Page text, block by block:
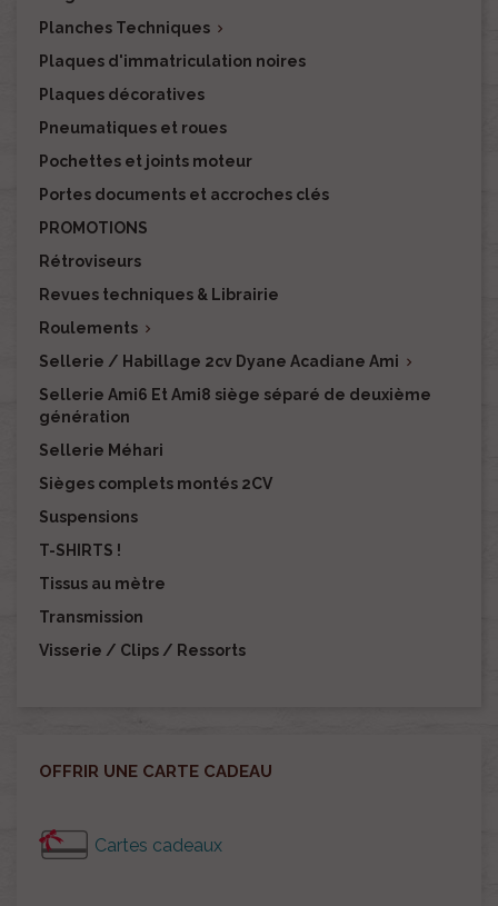
Planches Techniques 
Plaques d'immatriculation noires
Plaques décoratives
Pneumatiques et roues
Pochettes et joints moteur
Portes documents et accroches clés
PROMOTIONS
Rétroviseurs
Revues techniques & Librairie
Roulements 
Sellerie / Habillage 2cv Dyane Acadiane Ami 
Sellerie Ami6 Et Ami8 siège séparé de deuxième
génération
Sellerie Méhari
Sièges complets montés 2CV
Suspensions
T-SHIRTS !
Tissus au mètre
Transmission
Visserie / Clips / Ressorts
OFFRIR UNE CARTE CADEAU
Cartes cadeaux